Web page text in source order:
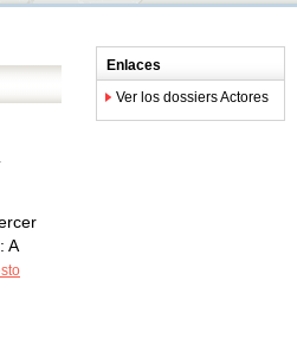
A
Enlaces
Ver los dossiers Actores